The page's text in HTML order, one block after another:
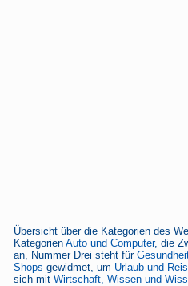
Übersicht über die Kategorien des
Kategorien Auto und Computer, die
an, Nummer Drei steht für
Shops gewidmet, um Urlaub und
sich mit Wirtschaft, Wissen und